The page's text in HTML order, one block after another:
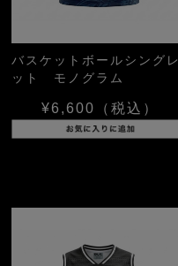
バスケットボールシングレ
ット モノグラム
¥6,600 （税込）